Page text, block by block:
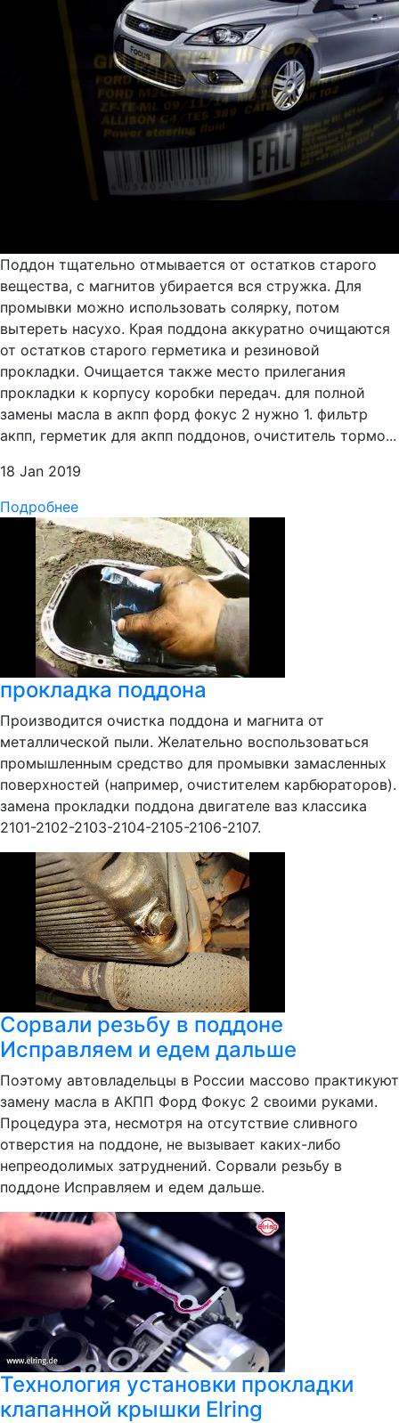
Поддон тщательно отмывается от остатков старого
вещества, с магнитов убирается вся стружка. Для
промывки можно использовать солярку, потом
вытереть насухо. Края поддона аккуратно очищаются
от остатков старого герметика и резиновой
прокладки. Очищается также место прилегания
прокладки к корпусу коробки передач. для полной
замены масла в акпп форд фокус 2 нужно 1. фильтр
акпп, герметик для акпп поддонов, очиститель тормо...
18 Jan 2019
Подробнее
прокладка поддона
Производится очистка поддона и магнита от
металлической пыли. Желательно воспользоваться
промышленным средство для промывки замасленных
поверхностей (например, очистителем карбюраторов).
замена прокладки поддона двигателе ваз классика
2101-2102-2103-2104-2105-2106-2107.
Сорвали резьбу в поддоне
Исправляем и едем дальше
Поэтому автовладельцы в России массово практикуют
замену масла в АКПП Форд Фокус 2 своими руками.
Процедура эта, несмотря на отсутствие сливного
отверстия на поддоне, не вызывает каких-либо
непреодолимых затруднений. Сорвали резьбу в
поддоне Исправляем и едем дальше.
Технология установки прокладки
клапанной крышки Elring